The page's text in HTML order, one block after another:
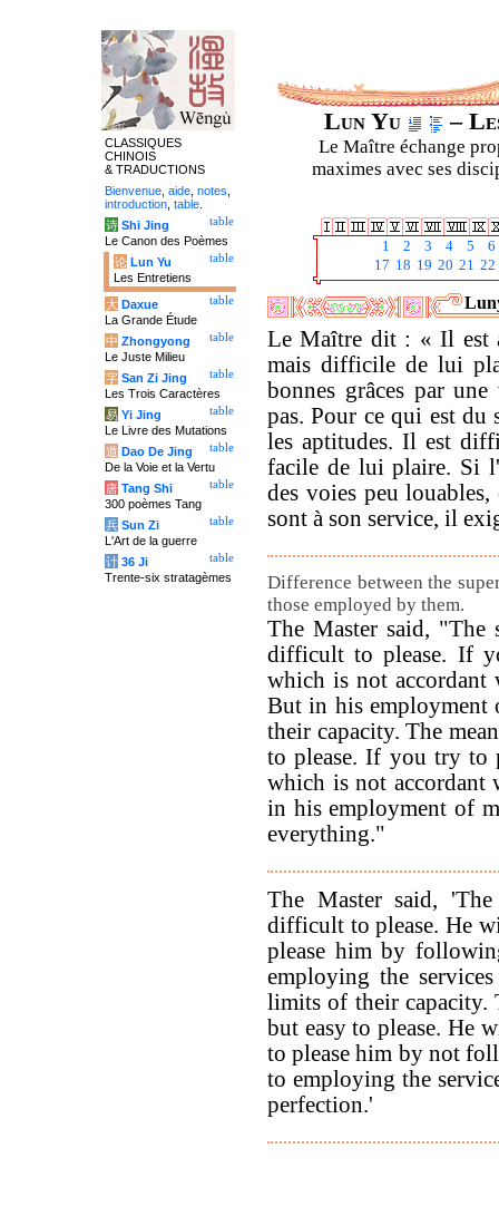
Lun Yu –
Le Maître échange
maximes avec ses
1 2 3 4 5
6
17 18 19 20 21 22
Le Maître dit : « Il est
mais difficile de lui
bonnes grâces par
pas. Pour ce qui est du
les aptitudes. Il est
facile de lui plaire. Si
des voies peu
sont à son service, il
Difference between the
those employed by them.
The Master said, "The
difficult to please. If
which is not
But in his employment
their capacity. The
to please. If you try to
which is not accordant
in his employment of
everything."
The Master said,
difficult to please. He
please him by
employing the
limits of their capacity.
but easy to please. He
to please him by not
to employing the
perfection.'
CLASSIQUES
CHINOIS
& TRADUCTIONS
Bienvenue aide notes
introduction table
table
诗 Shi Jing
Le Canon des Poèmes
table
论 Lun Yu
Les Entretiens
table
大 Daxue
La Grande Étude
table
中 Zhongyong
Le Juste Milieu
table
字 San Zi Jing
Les Trois Caractères
table
易 Yi Jing
Le Livre des Mutations
table
道 Dao De Jing
De la Voie et la Vertu
table
唐 Tang Shi
300 poèmes Tang
table
兵 Sun Zi
L'Art de la guerre
table
计 36 Ji
Trente-six stratagèmes